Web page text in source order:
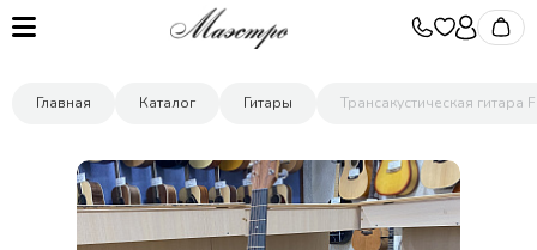
Главная Каталог Гитары Трансакустическая гитара